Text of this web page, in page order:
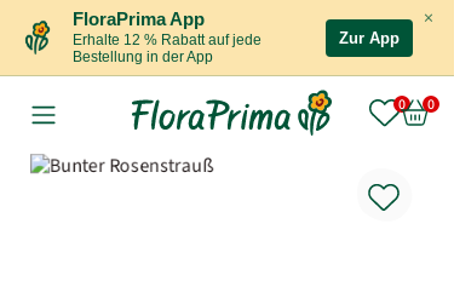
×
FloraPrima App
Erhalte 12 % Rabatt auf jede
Bestellung in der App
Zur App